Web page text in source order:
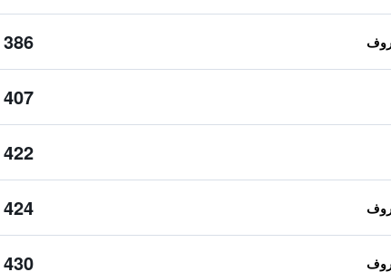
386 ﷼
407 ﷼
422 ﷼
424 ﷼
430 ﷼